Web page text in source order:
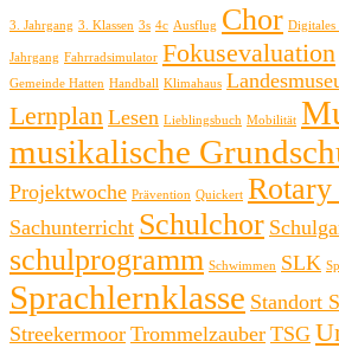
3. Jahrgang 3. Klassen 3s 4c Ausflug Chor Digitales
Jahrgang Fahrradsimulator Fokusevaluation
Gemeinde Hatten Handball Klimahaus
Lernplan Lesen Lieblingsbuch Mobilität
musikalische
Projektwoche Prävention Quickert
Sachunterricht Schulchor
schulprogramm Schwimmen SLK
Sprachlernklasse Standort
Streekermoor Trommelzauber TSG